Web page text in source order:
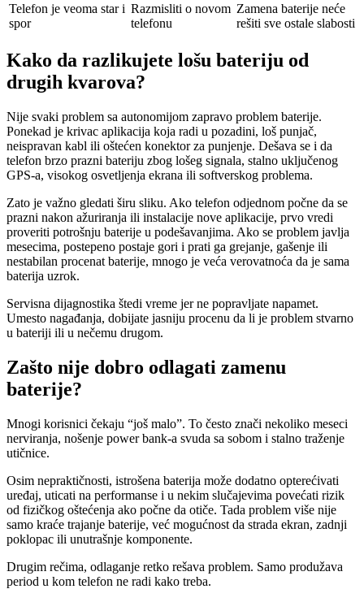
Telefon je veoma star i
spor
Razmisliti o novom
telefonu
Zamena baterije neće
rešiti sve ostale slabosti
Kako da razlikujete lošu bateriju od
drugih kvarova?
Nije svaki problem sa autonomijom zapravo problem baterije.
Ponekad je krivac aplikacija koja radi u pozadini, loš punjač,
neispravan kabl ili oštećen konektor za punjenje. Dešava se i da
telefon brzo prazni bateriju zbog lošeg signala, stalno uključenog
GPS-a, visokog osvetljenja ekrana ili softverskog problema.
Zato je važno gledati širu sliku. Ako telefon odjednom počne da se
prazni nakon ažuriranja ili instalacije nove aplikacije, prvo vredi
proveriti potrošnju baterije u podešavanjima. Ako se problem javlja
mesecima, postepeno postaje gori i prati ga grejanje, gašenje ili
nestabilan procenat baterije, mnogo je veća verovatnoća da je sama
baterija uzrok.
Servisna dijagnostika štedi vreme jer ne popravljate napamet.
Umesto nagađanja, dobijate jasniju procenu da li je problem stvarno
u bateriji ili u nečemu drugom.
Zašto nije dobro odlagati zamenu
baterije?
Mnogi korisnici čekaju “još malo”. To često znači nekoliko meseci
nerviranja, nošenje power bank-a svuda sa sobom i stalno traženje
utičnice.
Osim nepraktičnosti, istrošena baterija može dodatno opterećivati
uređaj, uticati na performanse i u nekim slučajevima povećati rizik
od fizičkog oštećenja ako počne da otiče. Tada problem više nije
samo kraće trajanje baterije, već mogućnost da strada ekran, zadnji
poklopac ili unutrašnje komponente.
Drugim rečima, odlaganje retko rešava problem. Samo produžava
period u kom telefon ne radi kako treba.